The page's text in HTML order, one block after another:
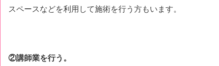
スペースなどを利用して施術を行う方もいます。
②講師業を行う。